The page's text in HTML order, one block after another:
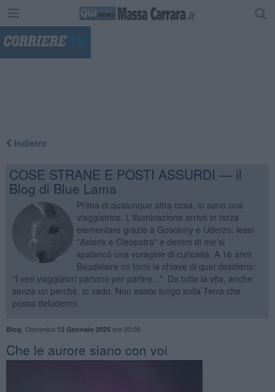
Indietro
COSE STRANE E POSTI ASSURDI — il
Blog di Blue Lama
Prima di qualunque altra cosa, io sono una
viaggiatrice. L'illuminazione arrivò in terza
elementare grazie a Goscinny e Uderzo: lessi
"Asterix e Cleopatra" e dentro di me si
spalancó una voragine di curiosità. A 16 anni
Baudelaire mi fornì la chiave di quel desiderio:
"I veri viaggiatori partono per partire...". Da tutta la vita, anche
senza un perchè, io vado. Non esiste luogo sulla Terra che
possa deludermi.
Blog Domenica 12 Gennaio 2025ore 00:05
Che le aurore siano con voi